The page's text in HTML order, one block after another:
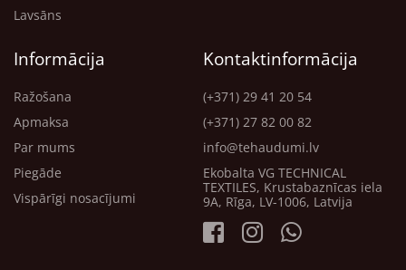
Lavsāns
Informācija
Ražošana
Apmaksa
Par mums
Piegāde
Vispārīgi nosacījumi
Kontaktinformācija
(+371) 29 41 20 54
(+371) 27 82 00 82
info@tehaudumi.lv
Ekobalta VG TECHNICAL
TEXTILES, Krustabaznīcas iela
9A, Rīga, LV-1006, Latvija